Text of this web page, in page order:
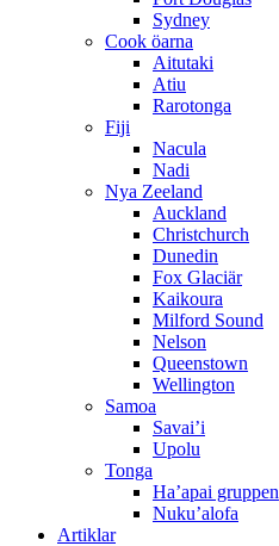
Sydney
Cook öarna
Aitutaki
Atiu
Rarotonga
Fiji
Nacula
Nadi
Nya Zeeland
Auckland
Christchurch
Dunedin
Fox Glaciär
Kaikoura
Milford Sound
Nelson
Queenstown
Wellington
Samoa
Savai’i
Upolu
Tonga
Ha’apai gruppen
Nuku’alofa
Artiklar